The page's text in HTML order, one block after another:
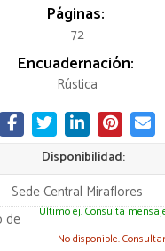
Páginas:
72
Encuadernación:
Rústica
Disponibilidad:
Sede Central Miraflores
Último ej. Consulta mensaje
de
No disponible.